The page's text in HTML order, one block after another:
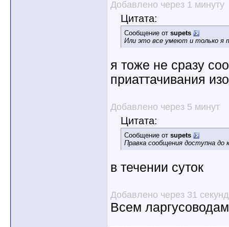
Добавлено через 1 минуту
Цитата:
Сообщение от supets
Или это все умеют и только я
я тоже не сразу
приаттачивания
Добавлено через 5 минут
Цитата:
Сообщение от supets
Правка сообщения доступна до
в течении суток
Добавлено через 31
Всем